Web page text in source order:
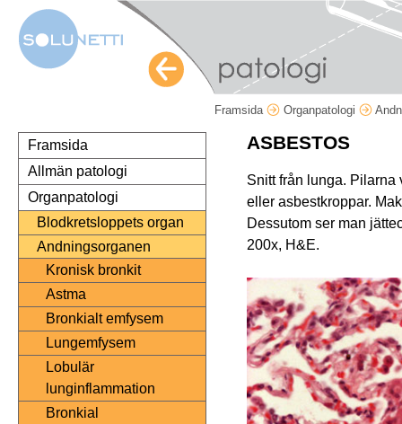
Framsida Organpatologi
Framsida
Allmän patologi
Organpatologi
Blodkretsloppets organ
Andningsorganen
Kronisk bronkit
Astma
Bronkialt emfysem
Lungemfysem
Lobulär
lunginflammation
Bronkial
ASBESTOS
Snitt från lunga. Pilarna
eller asbestkroppar.
Dessutom ser man
200x, H&E.